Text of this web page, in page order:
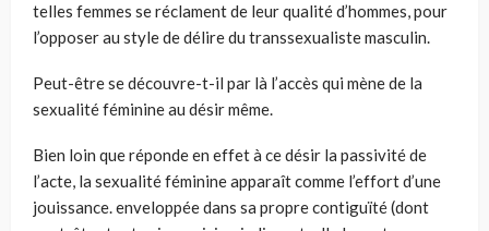
telles femmes se réclament de leur qualité d’hommes, pour
l’opposer au style de délire du transsexualiste masculin.
Peut-être se découvre-t-il par là l’accès qui mène de la
sexualité féminine au désir même.
Bien loin que réponde en effet à ce désir la passivité de
l’acte, la sexualité féminine apparaît comme l’effort d’une
jouissance. enveloppée dans sa propre contiguïté (dont